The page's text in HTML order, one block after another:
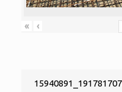
« ‹